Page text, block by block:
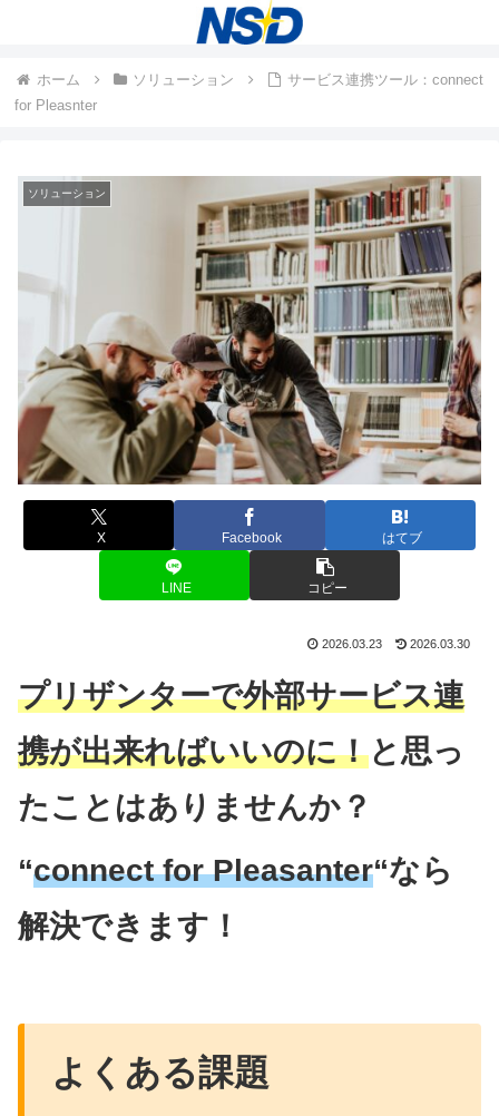
ホーム ソリューション
サービス連携ツール：connect
for Pleasnter
ソリューション
X Facebook はてブ
LINE コピー
2026.03.23 2026.03.30
プリザンターで外部サービス連
携が出来ればいいのに！と思っ
たことはありませんか？
“connect for Pleasanter“なら
解決できます！
よくある課題